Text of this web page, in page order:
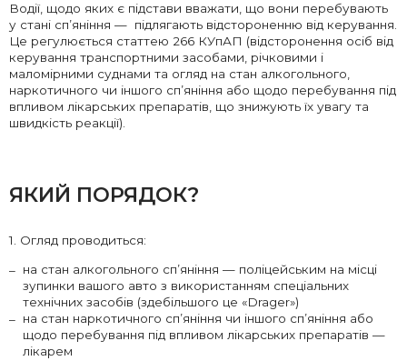
Водії, щодо яких є підстави вважати, що вони перебувають
у стані сп’яніння — підлягають відстороненню від керування.
Це регулюється статтею 266 КУпАП (відсторонення осіб від
керування транспортними засобами, річковими і
маломірними суднами та огляд на стан алкогольного,
наркотичного чи іншого сп’яніння або щодо перебування під
впливом лікарських препаратів, що знижують їх увагу та
швидкість реакції).
ЯКИЙ ПОРЯДОК?
1. Огляд проводиться:
на стан алкогольного сп’яніння — поліцейським на місці
зупинки вашого авто з використанням спеціальних
технічних засобів (здебільшого це «Drager»)
на стан наркотичного сп’яніння чи іншого сп’яніння або
щодо перебування під впливом лікарських препаратів —
лікарем